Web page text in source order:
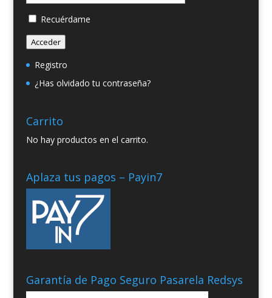
Recuérdame
Acceder
Registro
¿Has olvidado tu contraseña?
Carrito
No hay productos en el carrito.
Aplaza tus pagos – Payin7
Garantía de Pago Seguro Pasarela Redsys